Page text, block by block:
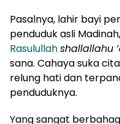
Pasalnya, lahir bayi
penduduk asli Madinah,
Rasulullahshallallahu
sana. Cahaya suka
relung hati dan
penduduknya.
Yang sangat